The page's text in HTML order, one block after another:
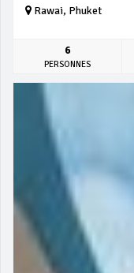
Rawai, Phuket
6
PERSONNES